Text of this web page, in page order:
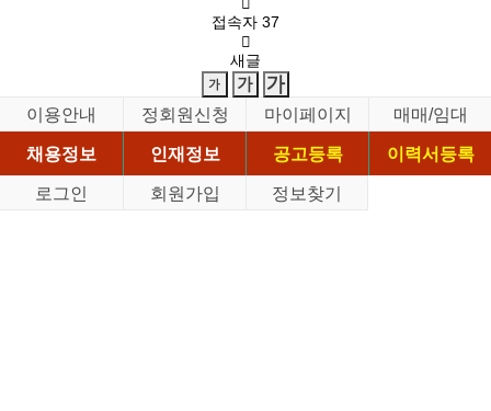
접속자 37
새글
이용안내 정회원신청 마이페이지
매매/임대
채용정보
인재정보 공고등록
이력서등록
로그인
회원가입 정보찾기